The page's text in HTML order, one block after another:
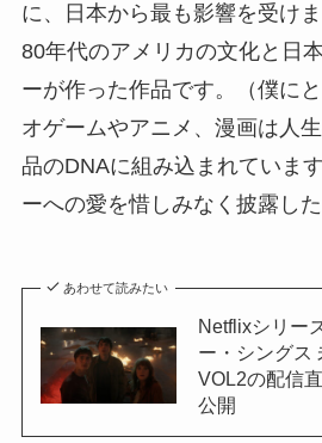
に、日本から最も影響を受け
80年代のアメリカの文化と日
ーが作った作品です。（僕に
オゲームやアニメ、漫画は人
品のDNAに組み込まれていま
ーへの愛を惜しみなく披露した
あわせて読みたい
Netflixシリー
ー・シングス
VOL2の配信
公開